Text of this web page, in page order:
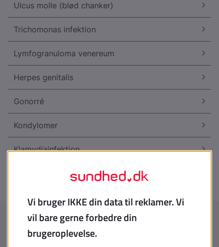
Ulcus molle (blød chanker)
Trichomonas infektion
Lymfogranuloma venereum
Herpes genitalis
Gonorré
Kondylomer
Klamydiainfektion